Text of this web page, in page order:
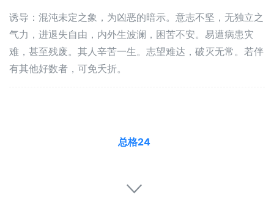
诱导：混沌未定之象，为凶恶的暗示。意志不坚，无独立之
气力，进退失自由，内外生波澜，困苦不安。易遭病患灾
难，甚至残废。其人辛苦一生。志望难达，破灭无常。若伴
有其他好数者，可免夭折。
总格24